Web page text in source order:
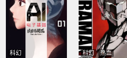
科幻 科幻 热血